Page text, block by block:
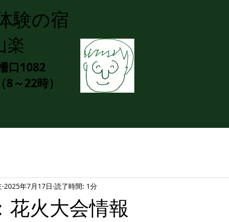
験の宿
楽
口1082
～22時）
花火大会情報
2025年7月17日 読了時間: 1分